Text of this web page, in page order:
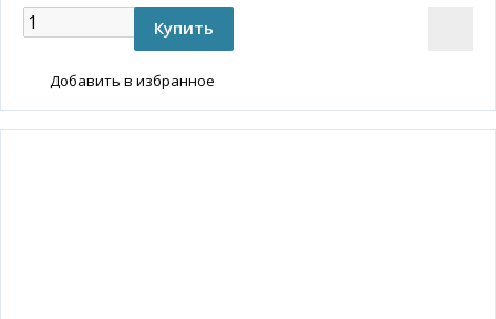
Добавить в избранное